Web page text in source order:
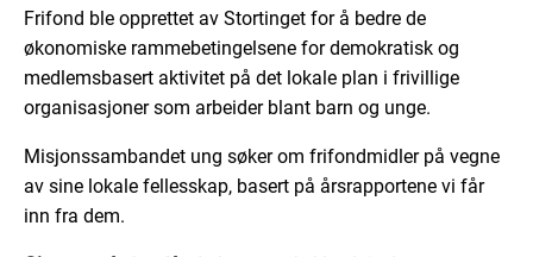
Frifond ble opprettet av Stortinget for å bedre de
økonomiske rammebetingelsene for demokratisk og
medlemsbasert aktivitet på det lokale plan i frivillige
organisasjoner som arbeider blant barn og unge.
Misjonssambandet ung søker om frifondmidler på vegne
av sine lokale fellesskap, basert på årsrapportene vi får
inn fra dem.